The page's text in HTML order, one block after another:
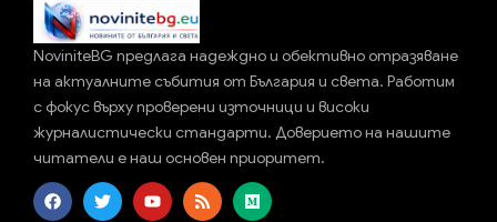
NoviniteBG предлага надеждно и обективно отразяване
на актуалните събития от България и света. Работим
с фокус върху проверени източници и високи
журналистически стандарти. Доверието на нашите
читатели е наш основен приоритет.